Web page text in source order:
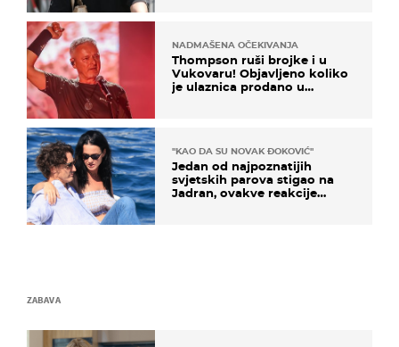
NADMAŠENA OČEKIVANJA
Thompson ruši brojke i u
Vukovaru! Objavljeno koliko
je ulaznica prodano u
"KAO DA SU NOVAK ĐOKOVIĆ"
Jedan od najpoznatijih
svjetskih parova stigao na
Jadran, ovakve reakcije
ZABAVA